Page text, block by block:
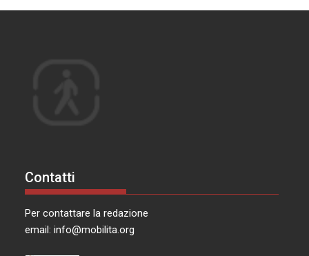
Contatti
Per contattare la redazione
email:info@mobilita.org